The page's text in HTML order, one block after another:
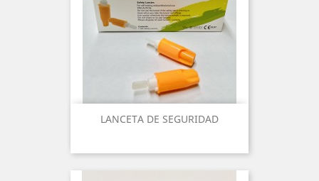
LANCETA DE SEGURIDAD